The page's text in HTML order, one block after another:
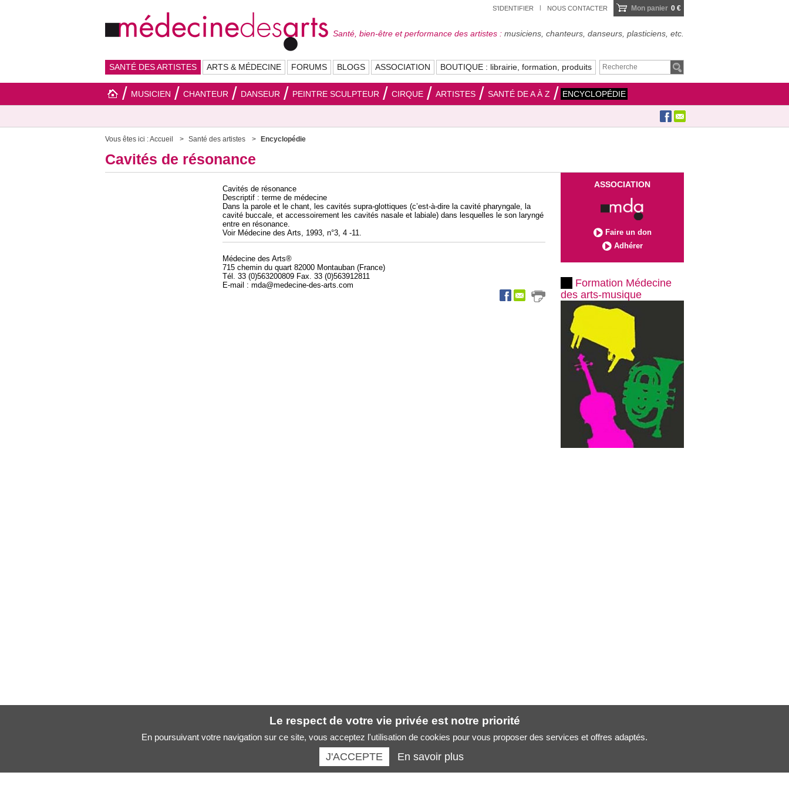
S'IDENTIFIER NOUS CONTACTER Mon panier 0 €
Santé, bien-être et performance des artistes : musiciens, chanteurs, danseurs, plasticiens, etc.
SANTÉ DES ARTISTES ARTS & MÉDECINE FORUMS BLOGS ASSOCIATION BOUTIQUE : librairie, formation, produits
MUSICIEN CHANTEUR DANSEUR PEINTRE SCULPTEUR CIRQUE ARTISTES SANTÉ DE A À Z ENCYCLOPÉDIE
Vous êtes ici :Accueil Santé des artistes Encyclopédie
Cavités de résonance
Cavités de résonance
Descriptif : terme de médecine
Dans la parole et le chant, les cavités supra-glottiques (c’est-à-dire la cavité pharyngale, la
cavité buccale, et accessoirement les cavités nasale et labiale) dans lesquelles le son laryngé
entre en résonance.
Voir Médecine des Arts, 1993, n°3, 4 -11.
Médecine des Arts®
715 chemin du quart 82000 Montauban (France)
Tél. 33 (0)563200809 Fax. 33 (0)563912811
E-mail : mda@medecine-des-arts.com
ASSOCIATION
Faire un don
Adhérer
Formation Médecine
des arts-musique
Le respect de votre vie privée est notre priorité
En poursuivant votre navigation sur ce site, vous acceptez l'utilisation de cookies pour vous proposer des services et offres adaptés.
J'ACCEPTE En savoir plus